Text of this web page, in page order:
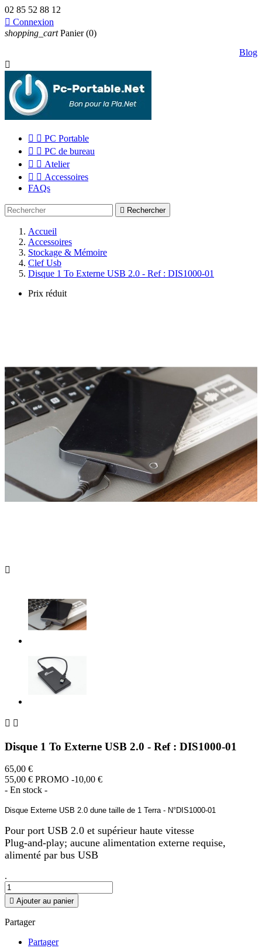
02 85 52 88 12
 Connexion
shopping_cart Panier (0)
Blog

  PC Portable
  PC de bureau
  Atelier
  Accessoires
FAQs
 Rechercher
Accueil
Accessoires
Stockage & Mémoire
Clef Usb
Disque 1 To Externe USB 2.0 - Ref : DIS1000-01
Prix réduit

 
Disque 1 To Externe USB 2.0 - Ref : DIS1000-01
65,00 €
55,00 € PROMO -10,00 €
- En stock -
Disque Externe USB 2.0 dune taille de 1 Terra - N°DIS1000-01
Pour port USB 2.0 et supérieur haute vitesse
Plug-and-play; aucune alimentation externe requise,
alimenté par bus USB
.
 Ajouter au panier
Partager
Partager